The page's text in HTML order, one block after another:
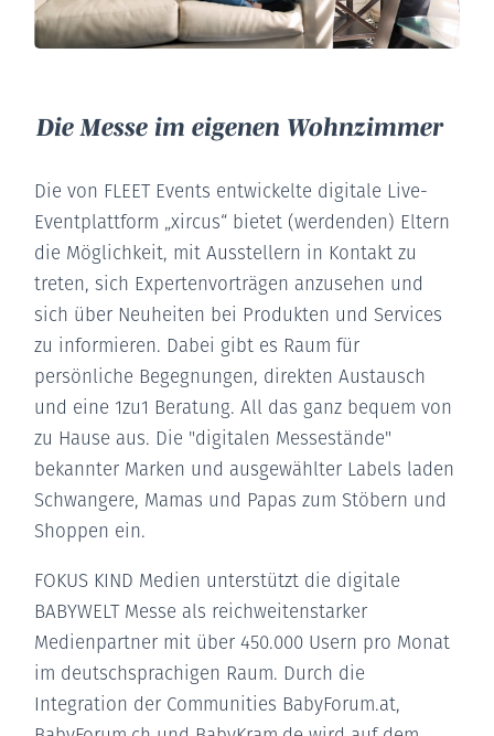
Die Messe im eigenen Wohnzimmer
Die von FLEET Events entwickelte digitale Live-
Eventplattform „xircus“ bietet (werdenden) Eltern
die Möglichkeit, mit Ausstellern in Kontakt zu
treten, sich Expertenvorträgen anzusehen und
sich über Neuheiten bei Produkten und Services
zu informieren. Dabei gibt es Raum für
persönliche Begegnungen, direkten Austausch
und eine 1zu1 Beratung. All das ganz bequem von
zu Hause aus. Die "digitalen Messestände"
bekannter Marken und ausgewählter Labels laden
Schwangere, Mamas und Papas zum Stöbern und
Shoppen ein.
FOKUS KIND Medien unterstützt die digitale
BABYWELT Messe als reichweitenstarker
Medienpartner mit über 450.000 Usern pro Monat
im deutschsprachigen Raum. Durch die
Integration der Communities BabyForum.at,